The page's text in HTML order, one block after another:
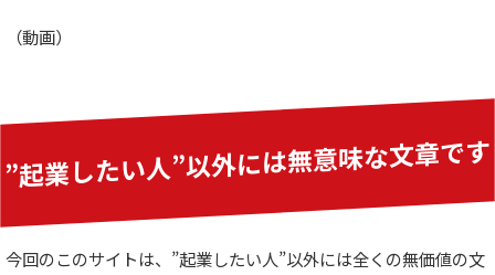
（動画）
”起業したい人”以外には無意味な文章です
今回のこのサイトは、”起業したい人”以外には全くの無価値の文